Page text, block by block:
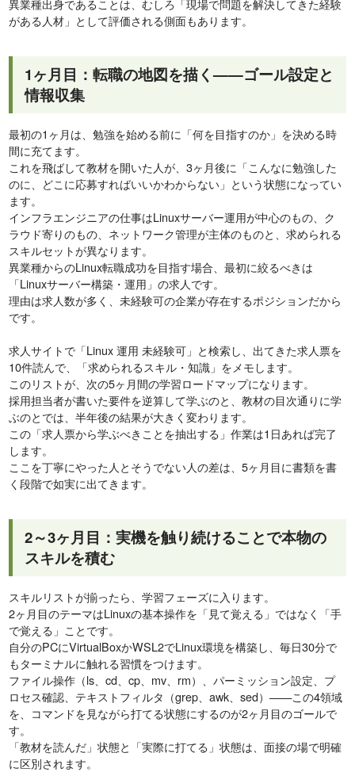
異業種出身であることは、むしろ「現場で問題を解決してきた経験
がある人材」として評価される側面もあります。
1ヶ月目：転職の地図を描く——ゴール設定と
情報収集
最初の1ヶ月は、勉強を始める前に「何を目指すのか」を決める時
間に充てます。
これを飛ばして教材を開いた人が、3ヶ月後に「こんなに勉強した
のに、どこに応募すればいいかわからない」という状態になってい
ます。
インフラエンジニアの仕事はLinuxサーバー運用が中心のもの、ク
ラウド寄りのもの、ネットワーク管理が主体のものと、求められる
スキルセットが異なります。
異業種からのLinux転職成功を目指す場合、最初に絞るべきは
「Linuxサーバー構築・運用」の求人です。
理由は求人数が多く、未経験可の企業が存在するポジションだから
です。
求人サイトで「Linux 運用 未経験可」と検索し、出てきた求人票を
10件読んで、「求められるスキル・知識」をメモします。
このリストが、次の5ヶ月間の学習ロードマップになります。
採用担当者が書いた要件を逆算して学ぶのと、教材の目次通りに学
ぶのとでは、半年後の結果が大きく変わります。
この「求人票から学ぶべきことを抽出する」作業は1日あれば完了
します。
ここを丁寧にやった人とそうでない人の差は、5ヶ月目に書類を書
く段階で如実に出てきます。
2～3ヶ月目：実機を触り続けることで本物の
スキルを積む
スキルリストが揃ったら、学習フェーズに入ります。
2ヶ月目のテーマはLinuxの基本操作を「見て覚える」ではなく「手
で覚える」ことです。
自分のPCにVirtualBoxかWSL2でLinux環境を構築し、毎日30分で
もターミナルに触れる習慣をつけます。
ファイル操作（ls、cd、cp、mv、rm）、パーミッション設定、プ
ロセス確認、テキストフィルタ（grep、awk、sed）——この4領域
を、コマンドを見ながら打てる状態にするのが2ヶ月目のゴールで
す。
「教材を読んだ」状態と「実際に打てる」状態は、面接の場で明確
に区別されます。